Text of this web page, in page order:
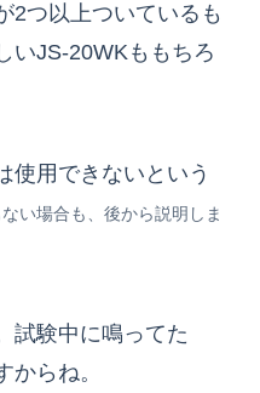
2つ以上ついているも
いJS-20WKももちろ
使用できないという
ない場合も、後から説明しま
試験中に鳴ってた
からね。